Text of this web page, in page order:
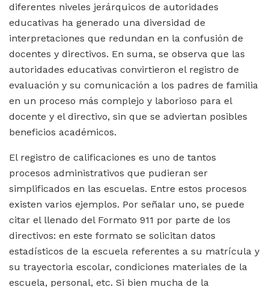
diferentes niveles jerárquicos de autoridades
educativas ha generado una diversidad de
interpretaciones que redundan en la confusión de
docentes y directivos. En suma, se observa que las
autoridades educativas convirtieron el registro de
evaluación y su comunicación a los padres de familia
en un proceso más complejo y laborioso para el
docente y el directivo, sin que se adviertan posibles
beneficios académicos.
El registro de calificaciones es uno de tantos
procesos administrativos que pudieran ser
simplificados en las escuelas. Entre estos procesos
existen varios ejemplos. Por señalar uno, se puede
citar el llenado del Formato 911 por parte de los
directivos: en este formato se solicitan datos
estadísticos de la escuela referentes a su matrícula y
su trayectoria escolar, condiciones materiales de la
escuela, personal, etc. Si bien mucha de la